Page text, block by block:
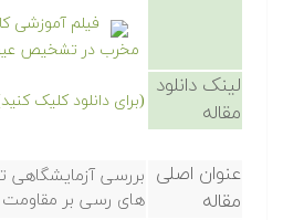
فیلم آموزشی
مخرب در تشخیص
لینک دانلود
مقاله
(برای دانلود کلیک
عنوان اصلی
مقاله
بررسی آزمایشگاهی
های رسی بر